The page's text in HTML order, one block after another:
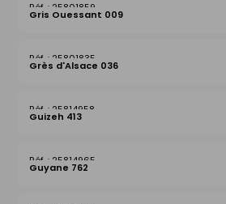
25801859
Gris Ouessant 009
25801835
Grès d'Alsace 036
25814958
Guizeh 413
25814965
Guyane 762